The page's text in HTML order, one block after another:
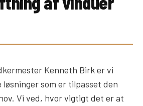
Kenneth Birk er vi
som er tilpasset den
Vi ved, hvor vigtigt det er at